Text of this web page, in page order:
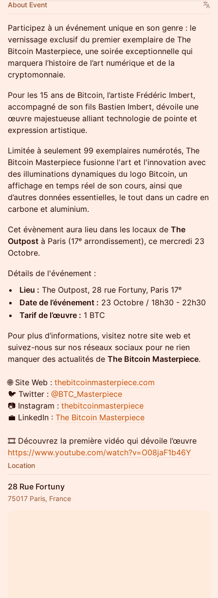
About Event
Participez à un événement unique en son genre : le
vernissage exclusif du premier exemplaire de The
Bitcoin Masterpiece, une soirée exceptionnelle qui
marquera l’histoire de l’art numérique et de la
cryptomonnaie.
Pour les 15 ans de Bitcoin, l’artiste Frédéric Imbert,
accompagné de son fils Bastien Imbert, dévoile une
œuvre majestueuse alliant technologie de pointe et
expression artistique.
Limitée à seulement 99 exemplaires numérotés, The
Bitcoin Masterpiece fusionne l'art et l'innovation avec
des illuminations dynamiques du logo Bitcoin, un
affichage en temps réel de son cours, ainsi que
d’autres données essentielles, le tout dans un cadre en
carbone et aluminium.
Cet évènement aura lieu dans les locaux de The
Outpost à Paris (17ᵉ arrondissement), ce mercredi 23
Octobre.
Détails de l'événement :
Lieu : The Outpost, 28 rue Fortuny, Paris 17ᵉ
Date de l’événement : 23 Octobre / 18h30 - 22h30
Tarif de l’œuvre : 1 BTC
Pour plus d’informations, visitez notre site web et
suivez-nous sur nos réseaux sociaux pour ne rien
manquer des actualités de The Bitcoin Masterpiece.
🌐 Site Web : thebitcoinmasterpiece.com
🐦 Twitter : @BTC_Masterpiece
📷 Instagram : thebitcoinmasterpiece
💼 LinkedIn : The Bitcoin Masterpiece
🎞 Découvrez la première vidéo qui dévoile l’œuvre
https://www.youtube.com/watch?v=O08jaF1b46Y
Location
28 Rue Fortuny
75017 Paris, France